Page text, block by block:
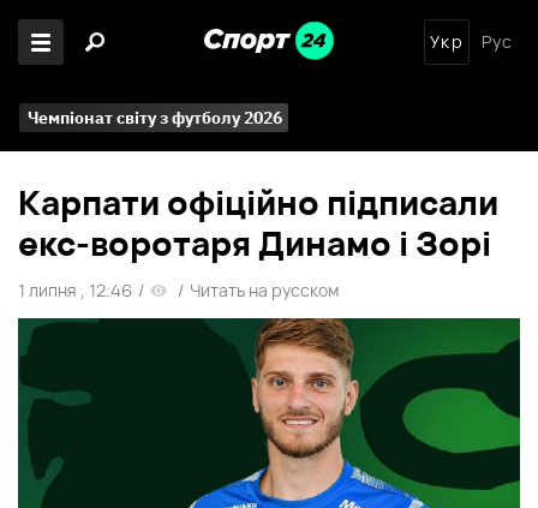
Укр Рус
Чемпіонат світу з футболу 2026
Карпати офіційно підписали
екс-воротаря Динамо і Зорі
1 липня , 12:46 / / Читать на русском